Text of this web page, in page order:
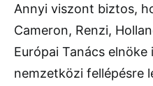
Annyi viszont biztos,
Cameron, Renzi,
Európai Tanács elnöke
nemzetközi fellépésre